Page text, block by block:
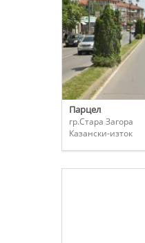
Парцел
гр.Стара Загора
Казански-изток